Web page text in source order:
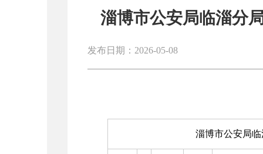
淄博市公安局临淄分
发布日期：2026-05-08
淄博市公安局